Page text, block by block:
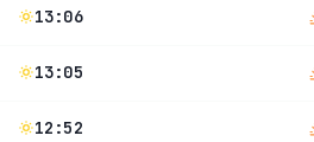
13:06
13:05
12:52